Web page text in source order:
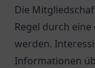
Die
Regel durch
werden.
Informationen